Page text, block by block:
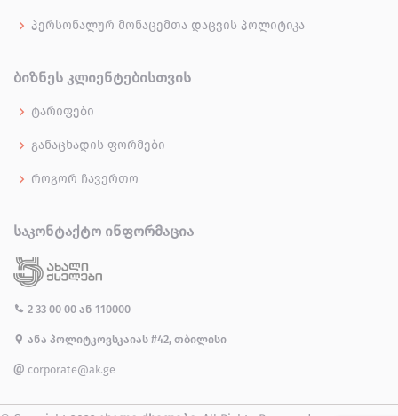
პერსონალურ მონაცემთა დაცვის პოლიტიკა
ᲑᲘᲖᲜᲔᲡ ᲙᲚᲘᲔᲜᲢᲔᲑᲘᲡᲗᲕᲘᲡ
ტარიფები
განაცხადის ფორმები
როგორ ჩავერთო
ᲡᲐᲙᲝᲜᲢᲐᲥᲢᲝ ᲘᲜᲤᲝᲠᲛᲐᲪᲘᲐ
2 33 00 00 ან 110000
ანა პოლიტკოვსკაიას #42, თბილისი
corporate@ak.ge